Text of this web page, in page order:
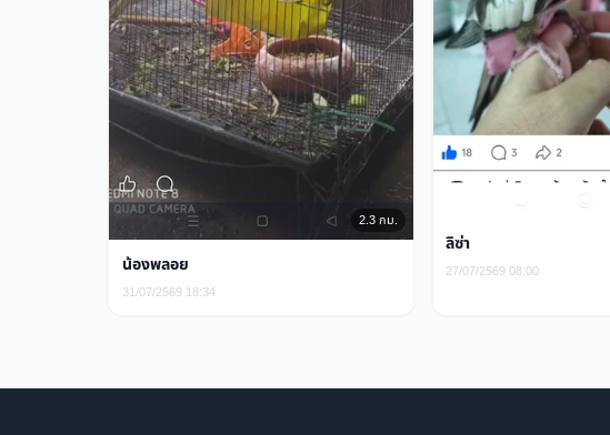
2.3 กม.
น้องพลอย
31/07/2569 18:34
ลิซ่า
27/07/2569 08:00